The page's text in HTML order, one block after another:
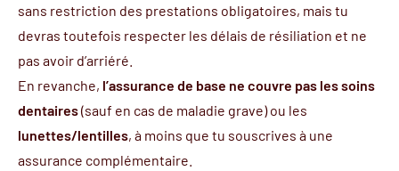
sans restriction des prestations obligatoires, mais tu
devras toutefois respecter les délais de résiliation et ne
pas avoir d’arriéré.
En revanche, l’assurance de base ne couvre pas les soins
dentaires(sauf en cas de maladie grave) ou les
lunettes/lentilles, à moins que tu souscrives à une
assurance complémentaire.